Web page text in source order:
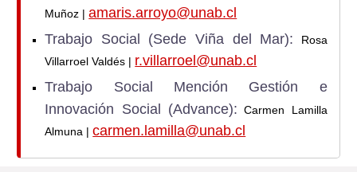
Muñoz |amaris.arroyo@unab.cl
Trabajo Social (Sede Viña del Mar): Rosa
Villarroel Valdés | r.villarroel@unab.cl
Trabajo Social Mención Gestión e
Innovación Social (Advance): Carmen Lamilla
Almuna |carmen.lamilla@unab.cl